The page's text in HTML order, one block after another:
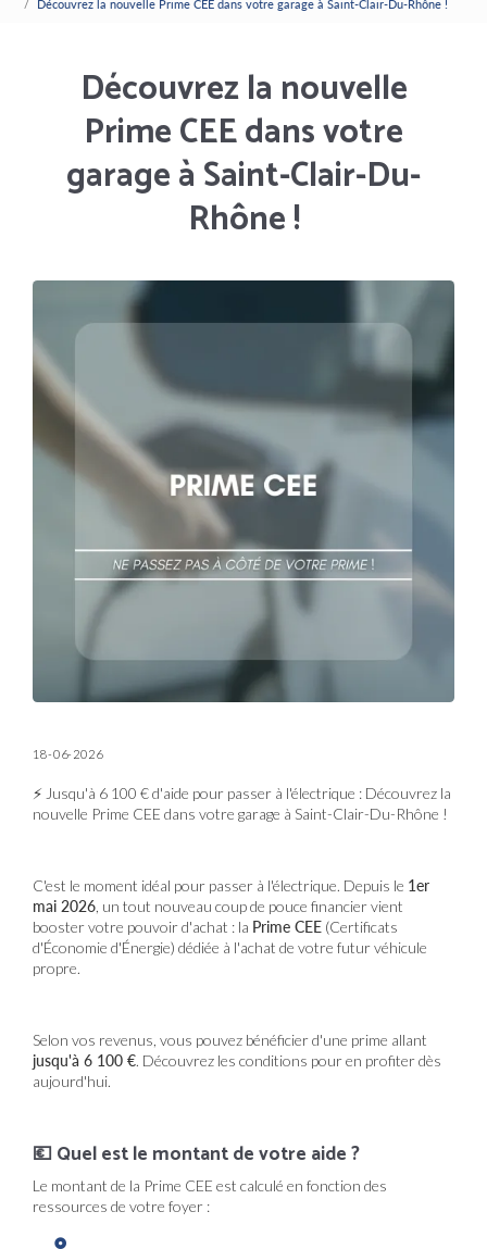
Découvrez la nouvelle Prime CEE dans votre garage à Saint-Clair-Du-Rhône !
Découvrez la nouvelle
Prime CEE dans votre
garage à Saint-Clair-Du-
Rhône !
18-06-2026
⚡ Jusqu'à 6 100 € d'aide pour passer à l'électrique : Découvrez la
nouvelle Prime CEE dans votre garage à Saint-Clair-Du-Rhône !
C'est le moment idéal pour passer à l'électrique. Depuis le 1er
mai 2026 , un tout nouveau coup de pouce financier vient
booster votre pouvoir d'achat : la Prime CEE (Certificats
d'Économie d'Énergie) dédiée à l'achat de votre futur véhicule
propre.
Selon vos revenus, vous pouvez bénéficier d'une prime allant
jusqu'à 6 100 €. Découvrez les conditions pour en profiter dès
aujourd'hui.
💶 Quel est le montant de votre aide ?
Le montant de la Prime CEE est calculé en fonction des
ressources de votre foyer :